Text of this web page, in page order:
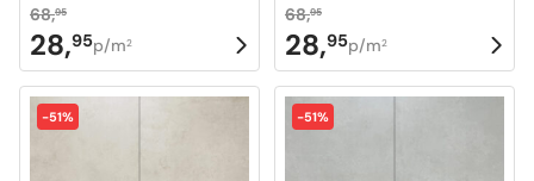
68,95
Oorspronkelijke
prijs
was:
68,95.
28,95
Huidige
prijs
is:
28,95.
p/m2
68,95
Oorspronkelijke
prijs
was:
68,95.
28,95
Huidige
prijs
is:
28,95.
p/m2
-51% -51%